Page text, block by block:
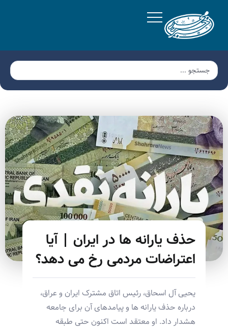
حذف یارانه ها در ایران | آیا
اعتراضات مردمی رخ می دهد؟
یحیی آل اسحاق، رئیس اتاق مشترک ایران و عراق،
درباره حذف یارانه ها و پیامدهای آن برای جامعه
هشدار داد. او معتقد است اکنون حتی طبقه